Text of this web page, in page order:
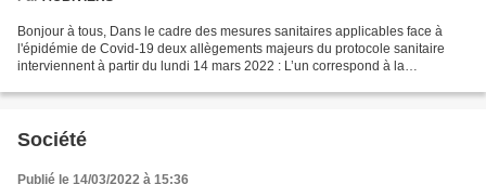
Bonjour à tous, Dans le cadre des mesures sanitaires applicables face à
l'épidémie de Covid-19 deux allègements majeurs du protocole sanitaire
interviennent à partir du lundi 14 mars 2022 : L’un correspond à la
Société
Publié le 14/03/2022 à 15:36